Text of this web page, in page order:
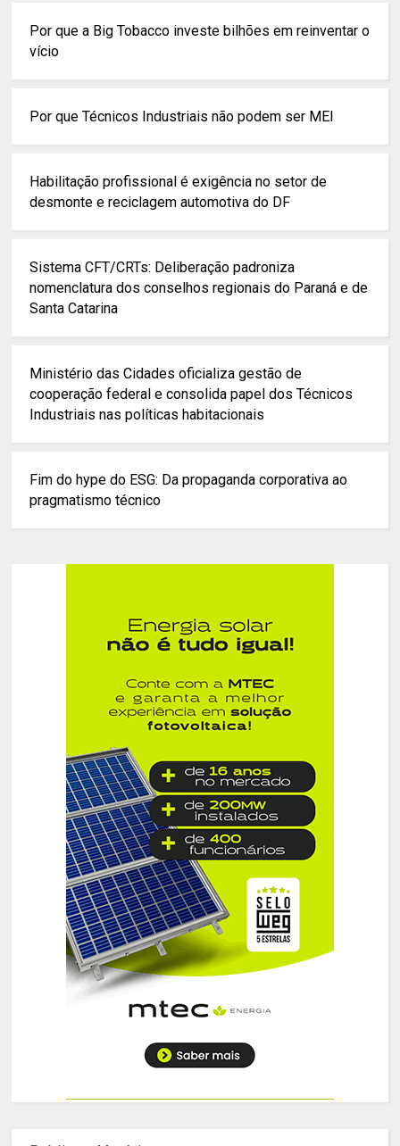
Por que a Big Tobacco investe bilhões em reinventar o
vício
Por que Técnicos Industriais não podem ser MEI
Habilitação profissional é exigência no setor de
desmonte e reciclagem automotiva do DF
Sistema CFT/CRTs: Deliberação padroniza
nomenclatura dos conselhos regionais do Paraná e de
Santa Catarina
Ministério das Cidades oficializa gestão de
cooperação federal e consolida papel dos Técnicos
Industriais nas políticas habitacionais
Fim do hype do ESG: Da propaganda corporativa ao
pragmatismo técnico